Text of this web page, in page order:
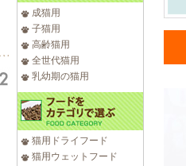
成猫用
子猫用
高齢猫用
全世代猫用
乳幼期の猫用
猫用ドライフード
猫用ウェットフード